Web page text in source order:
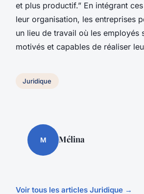
et plus productif.” En intégrant
leur organisation, les entreprises
un lieu de travail où les employés
motivés et capables de réaliser
Juridique
M Mélina
Voir tous les articles Juridique →